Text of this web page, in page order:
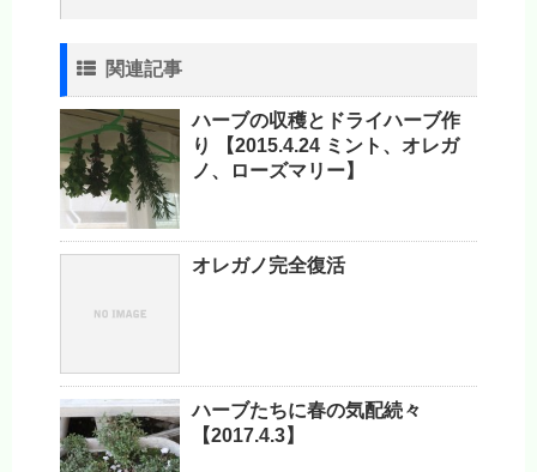
関連記事
ハーブの収穫とドライハーブ作
り 【2015.4.24 ミント、オレガ
ノ、ローズマリー】
オレガノ完全復活
ハーブたちに春の気配続々
【2017.4.3】